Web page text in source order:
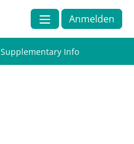
Anmelden
Supplementary Info